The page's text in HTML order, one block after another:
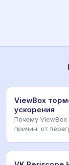
ViewBox
ускорения
Почему ViewBox
причин: от